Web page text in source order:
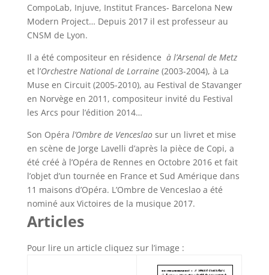
CompoLab, Injuve, Institut Frances- Barcelona New
Modern Project… Depuis 2017 il est professeur au
CNSM de Lyon.
Il a été compositeur en résidence à l’Arsenal de Metz
et l’Orchestre National de Lorraine (2003-2004), à La
Muse en Circuit (2005-2010), au Festival de Stavanger
en Norvège en 2011, compositeur invité du Festival
les Arcs pour l’édition 2014…
Son Opéra l’Ombre de Venceslao sur un livret et mise
en scène de Jorge Lavelli d’après la pièce de Copi, a
été créé à l’Opéra de Rennes en Octobre 2016 et fait
l’objet d’un tournée en France et Sud Amérique dans
11 maisons d’Opéra. L’Ombre de Venceslao a été
nominé aux Victoires de la musique 2017.
Articles
Pour lire un article cliquez sur l’image :